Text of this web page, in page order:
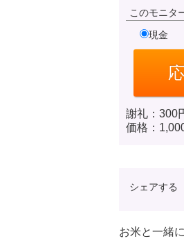
このモニタ
現金
謝礼： 300
価格：
シェアする
お米と一緒